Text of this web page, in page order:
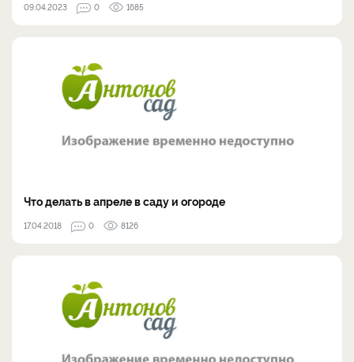
09.04.2023 0 1685
Что делать в апреле в саду и огороде
17.04.2018 0 8126